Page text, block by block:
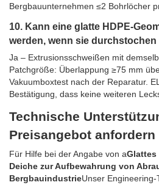
Bergbauunternehmen ≤2 Bohrlöcher
10. Kann eine glatte HDPE-
werden, wenn sie durchstochen
Ja – Extrusionsschweißen mit
Patchgröße: Überlappung ≥75 mm
Vakuumboxtest nach der Reparatur.
Bestätigung, dass keine weiteren
Technische
Preisangebot anfordern
Für Hilfe bei der Angabe von aGlattes
Deiche zur Aufbewahrung von
BergbauindustrieUnser Engineering-